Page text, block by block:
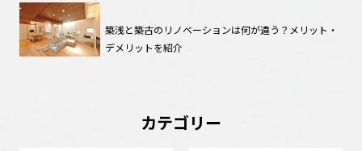
築浅と築古のリノベーションは何が違う？メリット・
デメリットを紹介
カテゴリー